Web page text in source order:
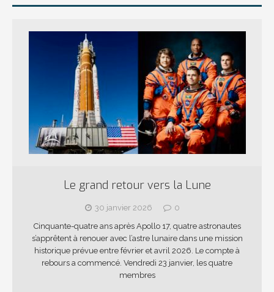
Le grand retour vers la Lune
30 janvier 2026
0
Cinquante-quatre ans après Apollo 17, quatre astronautes
s’apprêtent à renouer avec l’astre lunaire dans une mission
historique prévue entre février et avril 2026. Le compte à
rebours a commencé. Vendredi 23 janvier, les quatre
membres